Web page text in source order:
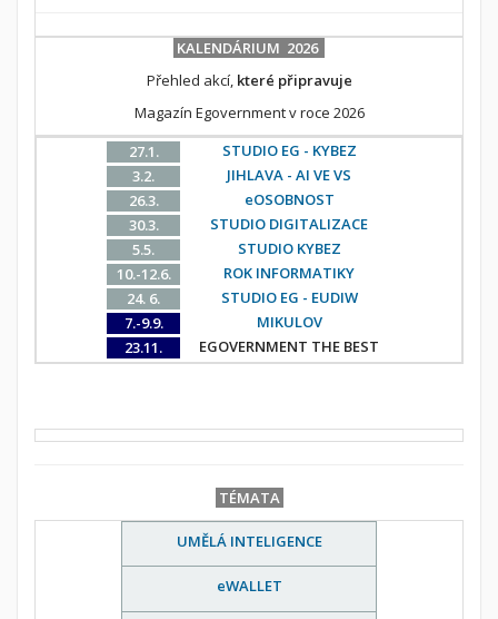
KALENDÁRIUM 2026
Přehled akcí, které připravuje
Magazín Egovernment v roce 2026
27.1.
STUDIO EG - KYBEZ
3.2.
JIHLAVA - AI VE VS
26.3.
eOSOBNOST
30.3.
STUDIO DIGITALIZACE
5.5.
STUDIO KYBEZ
10.-12.6.
ROK INFORMATIKY
24. 6.
STUDIO EG - EUDIW
7.-9.9.
MIKULOV
23.11.
EGOVERNMENT THE BEST
TÉMATA
UMĚLÁ INTELIGENCE
eWALLET